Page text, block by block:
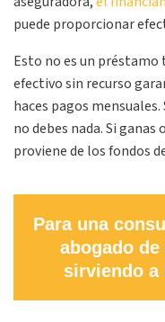
puede proporcionar
Esto no es un préstamo
efectivo sin recurso
haces pagos
no debes nada. Si
proviene de los fondos
Para una
abogado
sirviendo a